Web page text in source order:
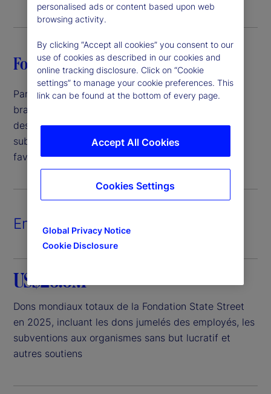
Fondation State Street
Par l’entremise de la Fondation State Street, notre
bras philanthropique, nous nous engageons à bâtir
des communautés plus fortes en octroyant des
subventions à des organismes caritatifs qui
favorisent la réussite éducative et l’employabilité.
En chiffres
US$26.8M
Dons mondiaux totaux de la Fondation State Street
en 2025, incluant les dons jumelés des employés, les
subventions aux organismes sans but lucratif et
autres soutiens
personalised ads or content based upon web
browsing activity.
By clicking “Accept all cookies” you consent to our
use of cookies as described in our cookies and
online tracking disclosure. Click on “Cookie
settings” to manage your cookie preferences. This
link can be found at the bottom of every page.
Global Privacy Notice
Cookie Disclosure
Accept All Cookies
Cookies Settings